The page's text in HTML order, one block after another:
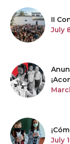
II
July
July